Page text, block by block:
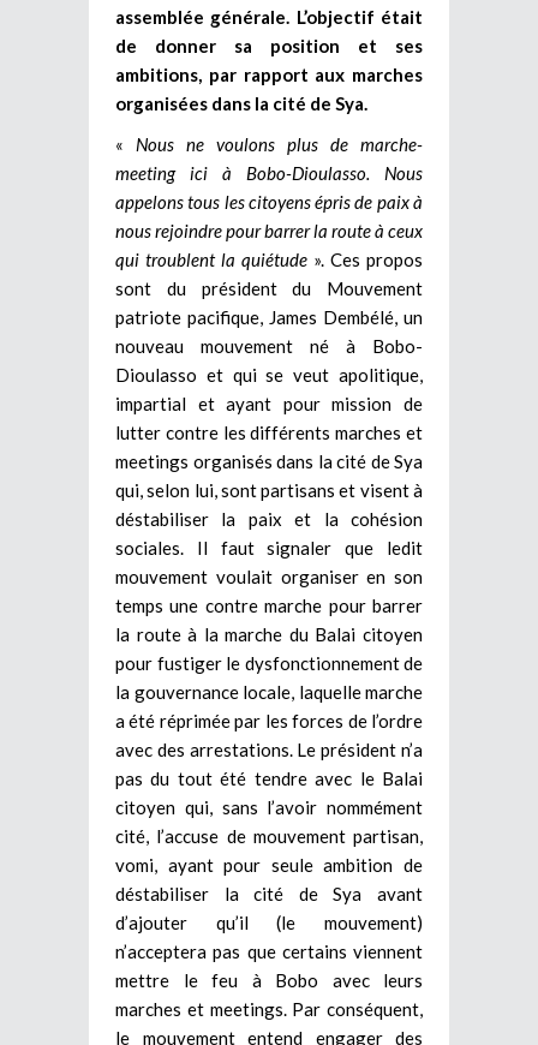
assemblée générale. L’objectif était
de donner sa position et ses
ambitions, par rapport aux marches
organisées dans la cité de Sya.
« Nous ne voulons plus de marche-
meeting ici à Bobo-Dioulasso. Nous
appelons tous les citoyens épris de paix à
nous rejoindre pour barrer la route à ceux
qui troublent la quiétude ». Ces propos
sont du président du Mouvement
patriote pacifique, James Dembélé, un
nouveau mouvement né à Bobo-
Dioulasso et qui se veut apolitique,
impartial et ayant pour mission de
lutter contre les différents marches et
meetings organisés dans la cité de Sya
qui, selon lui, sont partisans et visent à
déstabiliser la paix et la cohésion
sociales. Il faut signaler que ledit
mouvement voulait organiser en son
temps une contre marche pour barrer
la route à la marche du Balai citoyen
pour fustiger le dysfonctionnement de
la gouvernance locale, laquelle marche
a été réprimée par les forces de l’ordre
avec des arrestations. Le président n’a
pas du tout été tendre avec le Balai
citoyen qui, sans l’avoir nommément
cité, l’accuse de mouvement partisan,
vomi, ayant pour seule ambition de
déstabiliser la cité de Sya avant
d’ajouter qu’il (le mouvement)
n’acceptera pas que certains viennent
mettre le feu à Bobo avec leurs
marches et meetings. Par conséquent,
le mouvement entend engager des